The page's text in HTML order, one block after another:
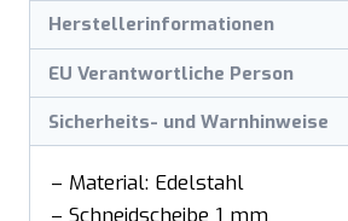
Herstellerinformationen
EU Verantwortliche Person
Sicherheits- und Warnhinweise
– Material: Edelstahl